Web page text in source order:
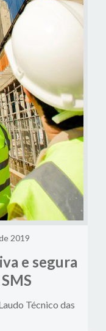
2019
e segura
Técnico das